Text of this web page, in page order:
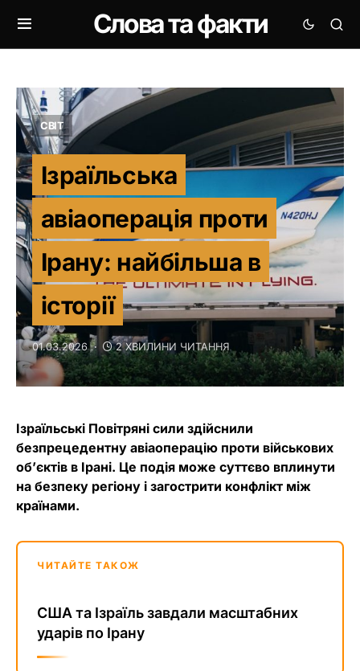
Слова та факти
СВІТ
Ізраїльська
авіаоперація проти
Ірану: найбільша в
історії
01.03.2026 2 ХВИЛИНИ ЧИТАННЯ
Ізраїльські Повітряні сили здійснили
безпрецедентну авіаоперацію проти військових
об’єктів в Ірані. Це подія може суттєво вплинути
на безпеку регіону і загострити конфлікт між
країнами.
ЧИТАЙТЕ ТАКОЖ
США та Ізраїль завдали масштабних
ударів по Ірану